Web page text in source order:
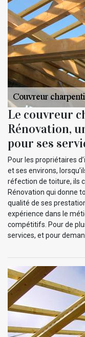
Le couvreur
Rénovation,
pour ses
Pour les propriétaires
et ses environs,
réfection de toiture, ils
Rénovation qui donne
qualité de ses
expérience dans le
compétitifs. Pour de
services, et pour